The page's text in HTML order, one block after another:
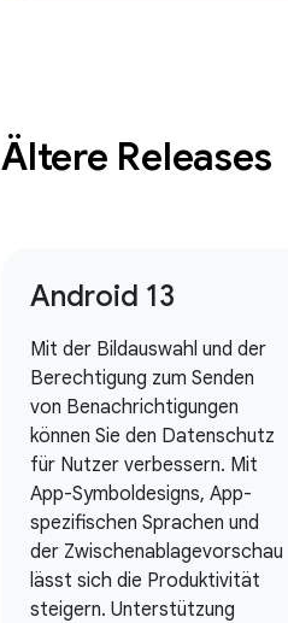
Ältere Releases
Android 13
Mit der Bildauswahl und der
Berechtigung zum Senden
von Benachrichtigungen
können Sie den Datenschutz
für Nutzer verbessern. Mit
App-Symboldesigns, App-
spezifischen Sprachen und
der Zwischenablagevorschau
lässt sich die Produktivität
steigern. Unterstützung